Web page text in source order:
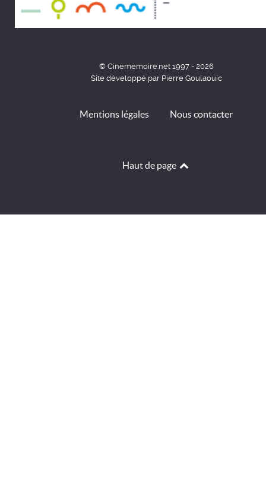
© Cinémémoire.net 1997 - 2026
Site développé par Pierre Goulaouic
Mentions légales Nous contacter
Haut de page